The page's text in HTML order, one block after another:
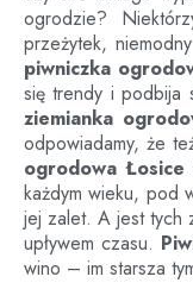
ogrodzie?
przeżytek,
piwniczka
się trendy i podbija
ziemianka
odpowiadamy, że
ogrodowa Łosice
każdym wieku, pod
jej zalet. A jest tych
upływem czasu.
wino – im starsza